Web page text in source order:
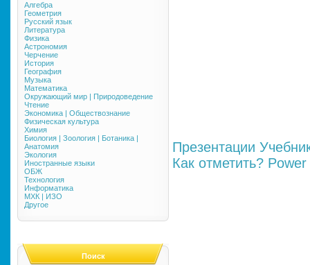
Алгебра
Геометрия
Русский язык
Литература
Физика
Астрономия
Черчение
История
География
Музыка
Математика
Окружающий мир | Природоведение
Чтение
Экономика | Обществознание
Физическая культура
Химия
Биология | Зоология | Ботаника |
Анатомия
Экология
Иностранные языки
ОБЖ
Технология
Информатика
МХК | ИЗО
Другое
Поиск
Презентации
Как отметить?